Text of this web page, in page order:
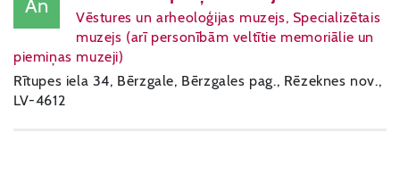
An
Vēstures un arheoloģijas muzejs, Specializētais
muzejs (arī personībām veltītie memoriālie un
piemiņas muzeji)
Rītupes iela 34, Bērzgale, Bērzgales pag., Rēzeknes nov.,
LV-4612